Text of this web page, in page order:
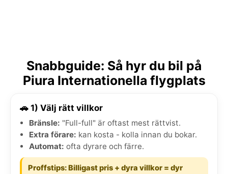
Snabbguide: Så hyr du bil på
Piura Internationella flygplats
🚗 1) Välj rätt villkor
Bränsle: "Full-full" är oftast mest rättvist.
Extra förare: kan kosta - kolla innan du bokar.
Automat: ofta dyrare och färre.
Proffstips: Billigast pris + dyra villkor = dyr